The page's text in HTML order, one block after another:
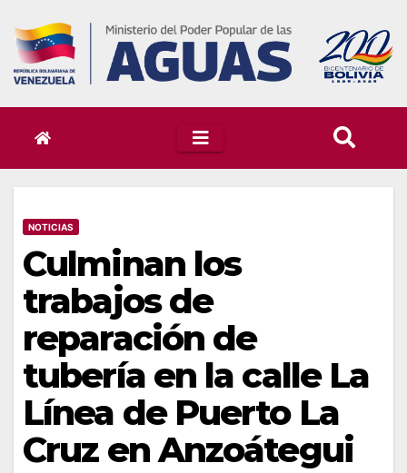
content
NOTICIAS
Culminan los
trabajos de
reparación de
tubería en la calle La
Línea de Puerto La
Cruz en Anzoátegui